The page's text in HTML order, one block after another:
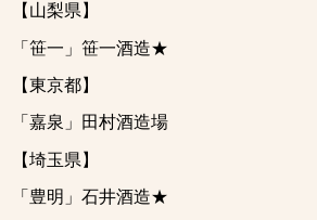
【山梨県】
「笹一」笹一酒造★
【東京都】
「嘉泉」田村酒造場
【埼玉県】
「豊明」石井酒造★